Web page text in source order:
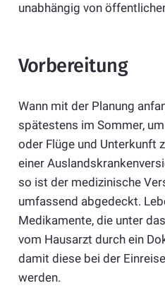
unabhängig von
Vorbereitung
Wann mit der Planung
spätestens im Sommer,
oder Flüge und Unterkunft
einer
so ist der medizinische
umfassend abgedeckt.
Medikamente, die unter
vom Hausarzt durch ein
damit diese bei der
werden.